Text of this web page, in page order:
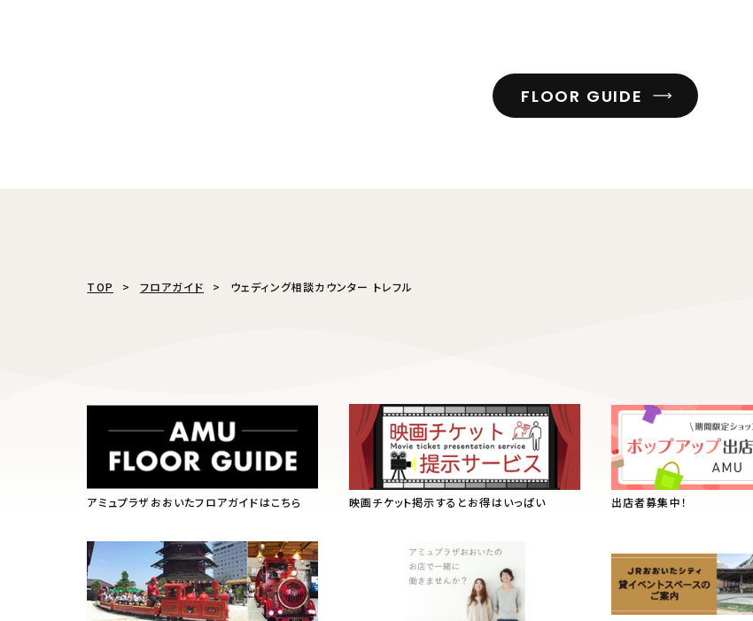
FLOOR GUIDE
TOP フロアガイド ウェディング相談カウンター トレフル
アミュプラザおおいたフロアガイドはこちら 映画チケット掲示するとお得はいっぱい 出店者募集中！